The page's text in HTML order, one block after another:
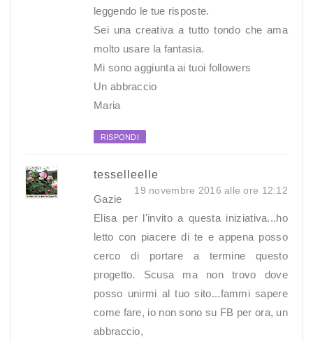
leggendo le tue risposte.
Sei una creativa a tutto tondo che ama
molto usare la fantasia.
Mi sono aggiunta ai tuoi followers
Un abbraccio
Maria
RISPONDI
tesselleelle
19 novembre 2016 alle ore 12:12
Gazie
Elisa per l'invito a questa iniziativa...ho
letto con piacere di te e appena posso
cerco di portare a termine questo
progetto. Scusa ma non trovo dove
posso unirmi al tuo sito...fammi sapere
come fare, io non sono su FB per ora, un
abbraccio,